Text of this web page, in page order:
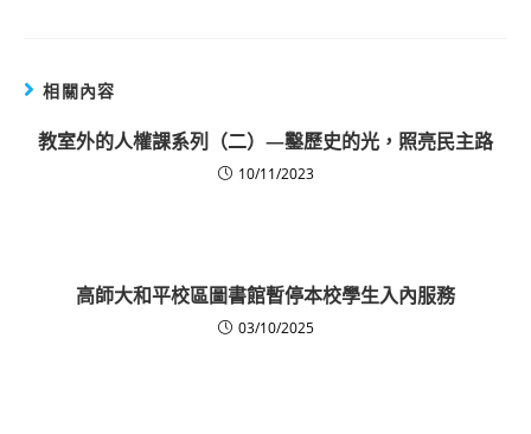
相關內容
教室外的人權課系列（二）—鑿歷史的光，照亮民主路
10/11/2023
高師大和平校區圖書館暫停本校學生入內服務
03/10/2025